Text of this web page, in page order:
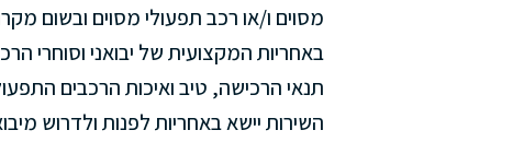
מסוים ו/או רכב תפעולי מסוים ובשום
באחריות המקצועית של יבואני וסוחרי
תנאי הרכישה, טיב ואיכות הרכבים
השירות יישא באחריות לפנות ולדרוש